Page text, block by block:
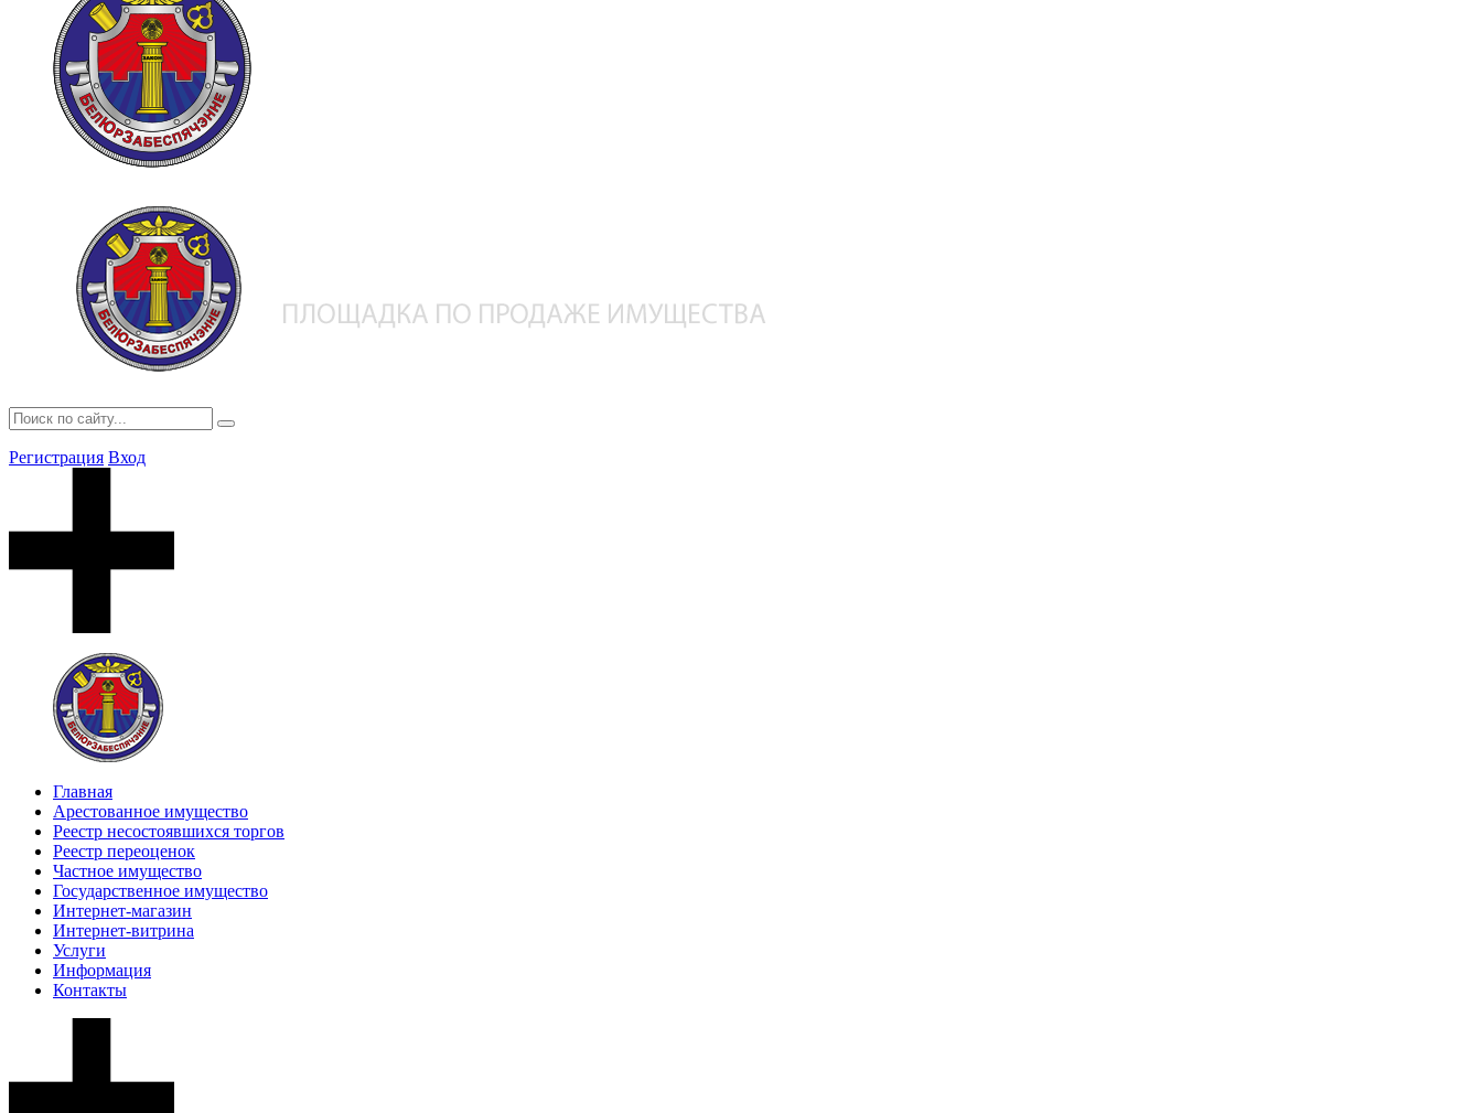
Регистрация Вход
Главная
Арестованное имущество
Реестр несостоявшихся торгов
Реестр переоценок
Частное имущество
Государственное имущество
Интернет-магазин
Интернет-витрина
Услуги
Информация
Контакты